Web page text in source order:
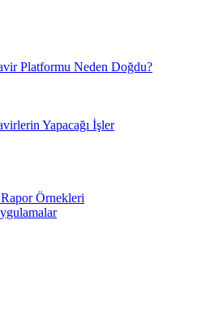
Platformu Neden Doğdu?
Yapacağı İşler
Örnekleri